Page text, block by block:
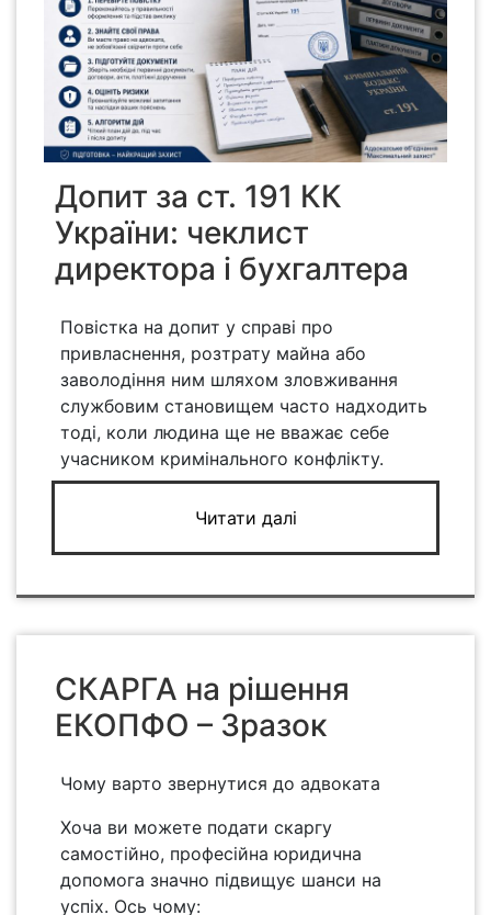
Допит за ст. 191 КК
України: чеклист
директора і бухгалтера
Повістка на допит у справі про
привласнення, розтрату майна або
заволодіння ним шляхом зловживання
службовим становищем часто надходить
тоді, коли людина ще не вважає себе
учасником кримінального конфлікту.
Читати далі
СКАРГА на рішення
ЕКОПФО – Зразок
Чому варто звернутися до адвоката
Хоча ви можете подати скаргу
самостійно, професійна юридична
допомога значно підвищує шанси на
успіх. Ось чому: